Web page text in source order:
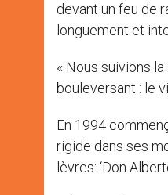
devant un feu de
longuement et
« Nous suivions
bouleversant : le
En 1994
rigide dans ses
lèvres: ‘Don